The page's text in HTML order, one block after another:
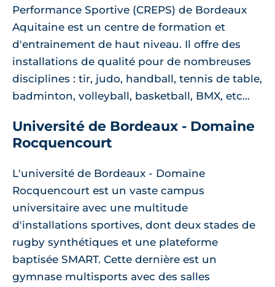
Performance Sportive (CREPS) de Bordeaux
Aquitaine est un centre de formation et
d'entrainement de haut niveau. Il offre des
installations de qualité pour de nombreuses
disciplines : tir, judo, handball, tennis de table,
badminton, volleyball, basketball, BMX, etc...
Université de Bordeaux - Domaine
Rocquencourt
L'université de Bordeaux - Domaine
Rocquencourt est un vaste campus
universitaire avec une multitude
d'installations sportives, dont deux stades de
rugby synthétiques et une plateforme
baptisée SMART. Cette dernière est un
gymnase multisports avec des salles